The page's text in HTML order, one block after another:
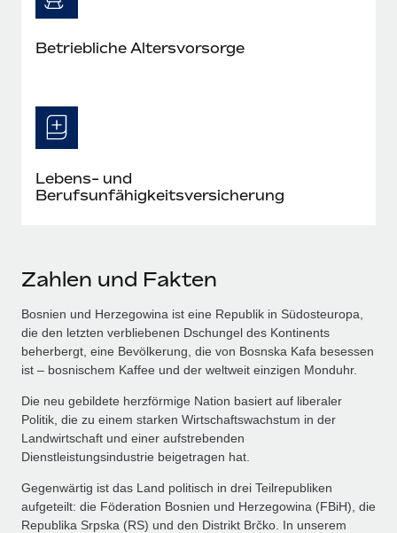
Betriebliche Altersvorsorge
Lebens- und
Berufsunfähigkeitsversicherung
Zahlen und Fakten
Bosnien und Herzegowina ist eine Republik in Südosteuropa,
die den letzten verbliebenen Dschungel des Kontinents
beherbergt, eine Bevölkerung, die von Bosnska Kafa besessen
ist – bosnischem Kaffee und der weltweit einzigen Monduhr.
Die neu gebildete herzförmige Nation basiert auf liberaler
Politik, die zu einem starken Wirtschaftswachstum in der
Landwirtschaft und einer aufstrebenden
Dienstleistungsindustrie beigetragen hat.
Gegenwärtig ist das Land politisch in drei Teilrepubliken
aufgeteilt: die Föderation Bosnien und Herzegowina (FBiH), die
Republika Srpska (RS) und den Distrikt Brčko. In unserem